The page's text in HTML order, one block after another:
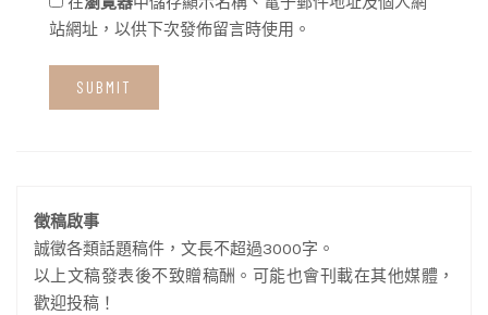
站網址，以供下次發佈留言時使用。
徵稿啟事
誠徵各類話題稿件，文長不超過3000字。
以上文稿發表後不致贈稿酬。可能也會刊載在其他媒體，
歡迎投稿！